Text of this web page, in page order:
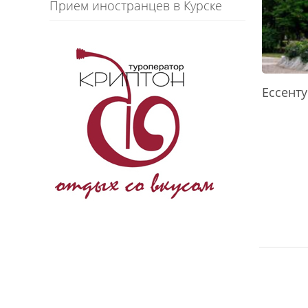
Прием иностранцев в Курске